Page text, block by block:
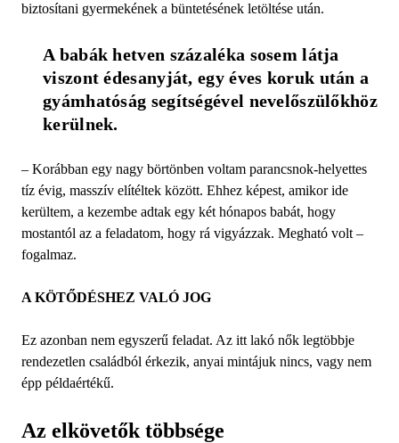
biztosítani gyermekének a büntetésének letöltése után.
A babák hetven százaléka sosem látja
viszont édesanyját, egy éves koruk után a
gyámhatóság segítségével nevelőszülőkhöz
kerülnek.
– Korábban egy nagy börtönben voltam parancsnok-helyettes
tíz évig, masszív elítéltek között. Ehhez képest, amikor ide
kerültem, a kezembe adtak egy két hónapos babát, hogy
mostantól az a feladatom, hogy rá vigyázzak. Megható volt –
fogalmaz.
A KÖTŐDÉSHEZ VALÓ JOG
Ez azonban nem egyszerű feladat. Az itt lakó nők legtöbbje
rendezetlen családból érkezik, anyai mintájuk nincs, vagy nem
épp példaértékű.
Az elkövetők többsége